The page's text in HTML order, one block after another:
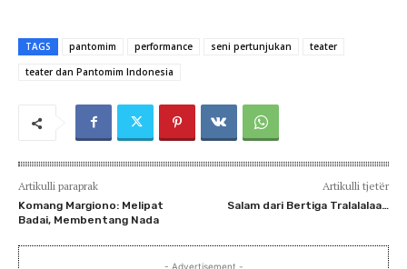
TAGS pantomim performance seni pertunjukan
teater
teater dan Pantomim Indonesia
Artikulli paraprak
Komang Margiono: Melipat
Badai, Membentang Nada
Artikulli tjetër
Salam dari Bertiga Tralalalaa…
- Advertisement -